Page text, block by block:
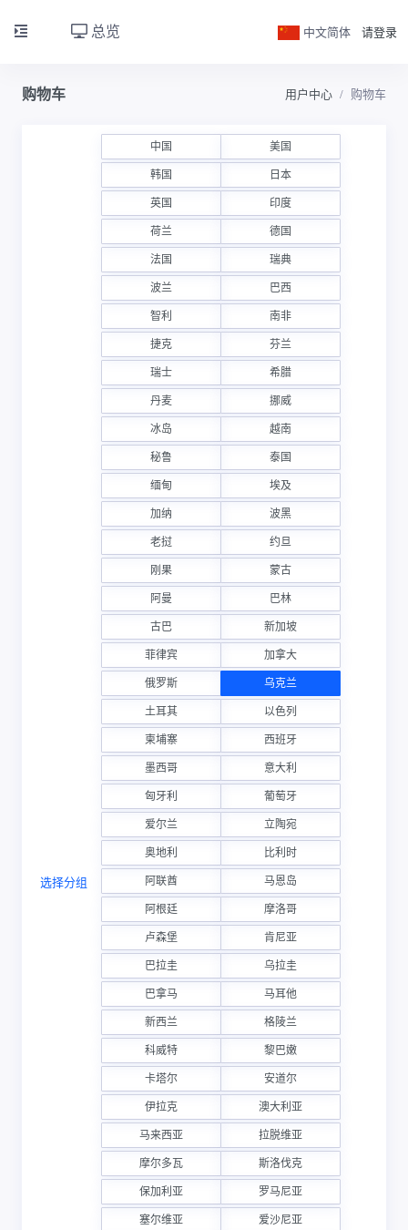
总览 中文简体 请登录
购物车 用户中心 购物车
选择分组
中国 美国
韩国 日本
英国 印度
荷兰 德国
法国 瑞典
波兰 巴西
智利 南非
捷克 芬兰
瑞士 希腊
丹麦 挪威
冰岛 越南
秘鲁 泰国
缅甸 埃及
加纳 波黑
老挝 约旦
刚果 蒙古
阿曼 巴林
古巴 新加坡
菲律宾 加拿大
俄罗斯 乌克兰
土耳其 以色列
柬埔寨 西班牙
墨西哥 意大利
匈牙利 葡萄牙
爱尔兰 立陶宛
奥地利 比利时
阿联酋 马恩岛
阿根廷 摩洛哥
卢森堡 肯尼亚
巴拉圭 乌拉圭
巴拿马 马耳他
新西兰 格陵兰
科威特 黎巴嫩
卡塔尔 安道尔
伊拉克 澳大利亚
马来西亚 拉脱维亚
摩尔多瓦 斯洛伐克
保加利亚 罗马尼亚
塞尔维亚 爱沙尼亚